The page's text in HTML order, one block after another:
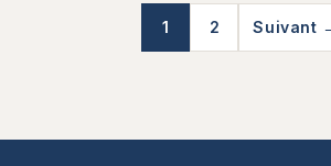
1 2 Suivant